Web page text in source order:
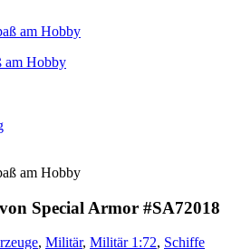
am Hobby
Special Armor #SA72018
, Militär, Militär 1:72, Schiffe